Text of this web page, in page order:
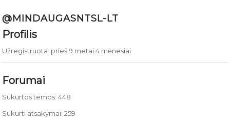
@MINDAUGASNTSL-LT
Profilis
Užregistruota: prieš 9 metai 4 mėnesiai
Forumai
Sukurtos temos: 448
Sukurti atsakymai: 259